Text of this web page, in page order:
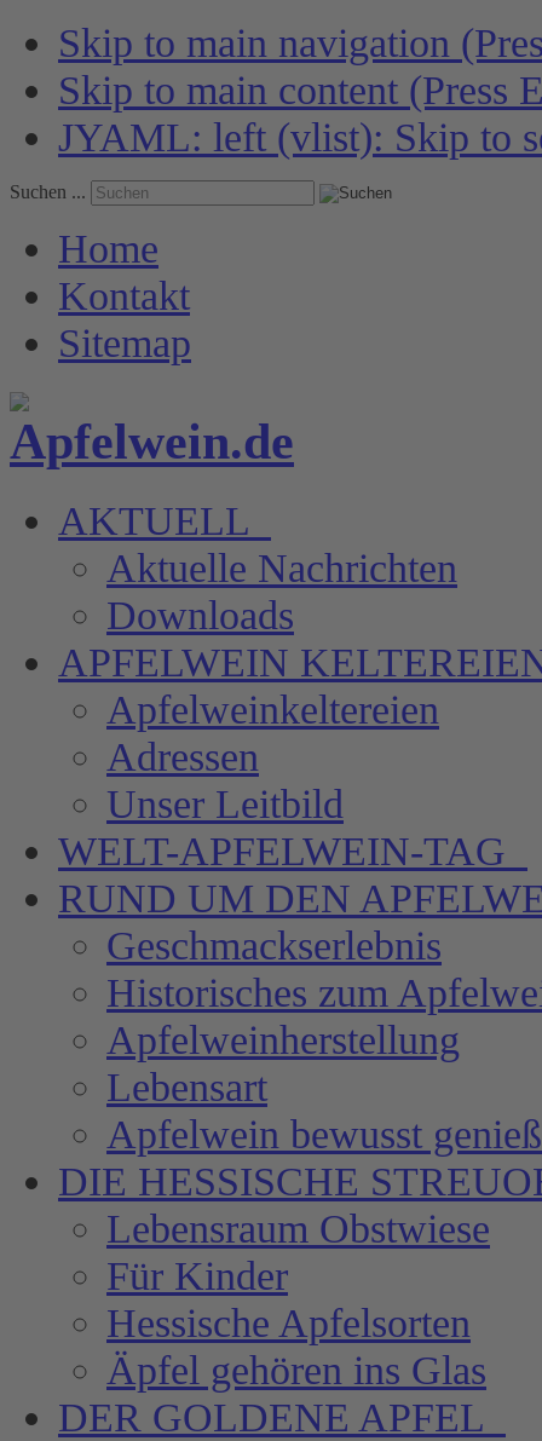
Skip to main navigation
Skip to main content (Press
JYAML: left (vlist): Skip to
Suchen ...
Home
Kontakt
Sitemap
AKTUELL
Aktuelle Nachrichten
Downloads
APFELWEIN
Apfelweinkeltereien
Adressen
Unser Leitbild
WELT-APFELWEIN-TAG
RUND UM DEN
Geschmackserlebnis
Historisches zum
Apfelweinherstellung
Lebensart
Apfelwein bewusst
DIE HESSISCHE
Lebensraum Obstwiese
Für Kinder
Hessische Apfelsorten
Äpfel gehören ins Glas
DER GOLDENE APFEL